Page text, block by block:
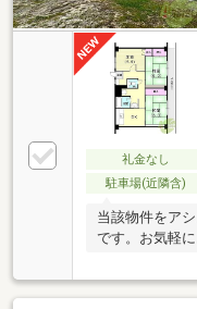
礼金なし
駐車場(近隣含)
当該物件をア
です。お気軽